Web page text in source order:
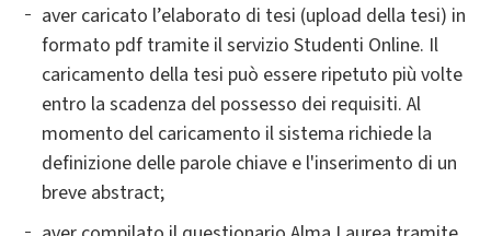
aver caricato l’elaborato di tesi (upload della tesi) in
formato pdf tramite il servizio Studenti Online. Il
caricamento della tesi può essere ripetuto più volte
entro la scadenza del possesso dei requisiti. Al
momento del caricamento il sistema richiede la
definizione delle parole chiave e l'inserimento di un
breve abstract;